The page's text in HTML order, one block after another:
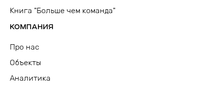
Книга "Больше чем команда"
КОМПАНИЯ
Про нас
Объекты
Аналитика